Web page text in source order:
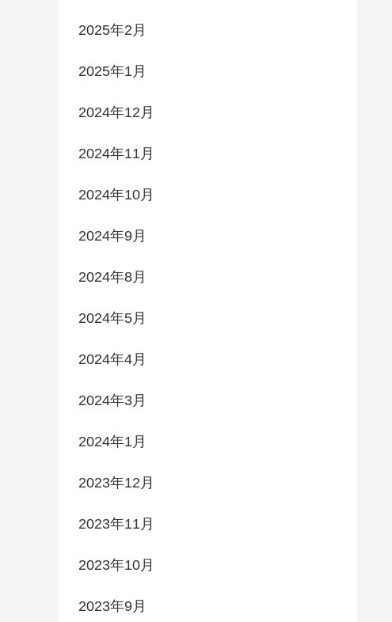
2025年2月
2025年1月
2024年12月
2024年11月
2024年10月
2024年9月
2024年8月
2024年5月
2024年4月
2024年3月
2024年1月
2023年12月
2023年11月
2023年10月
2023年9月